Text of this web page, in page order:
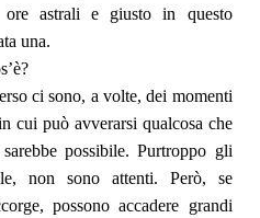
ore astrali e giusto in questo
una.
ci sono, a volte, dei momenti
cui può avverarsi qualcosa che
possibile. Purtroppo gli
non sono attenti. Però, se
possono accadere grandi